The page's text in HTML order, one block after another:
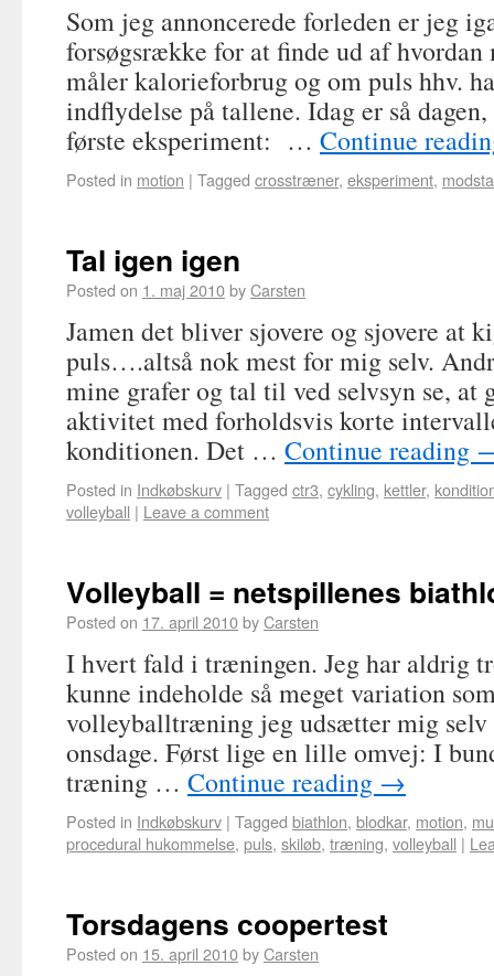
Som jeg annoncerede forleden er jeg
forsøgsrække for at finde ud af
måler kalorieforbrug og om puls hhv.
indflydelse på tallene. Idag er så
første eksperiment: … Continue
Posted in motion | Tagged crosstræner, eksperiment,
Tal igen igen
Posted on 1. maj 2010byCarsten
Jamen det bliver sjovere og sjovere at
puls….altså nok mest for mig selv.
mine grafer og tal til ved selvsyn se, at
aktivitet med forholdsvis korte
konditionen. Det … Continue reading
Posted in Indkøbskurv | Tagged ctr3, cykling, kettler,
volleyball | Leave a comment
Volleyball = netspillenes
Posted on 17. april 2010byCarsten
I hvert fald i træningen. Jeg har aldrig
kunne indeholde så meget variation
volleyballtræning jeg udsætter mig selv
onsdage. Først lige en lille omvej: I
træning … Continue reading →
Posted in Indkøbskurv | Tagged biathlon, blodkar, motion,
procedural hukommelse, puls, skiløb, træning, volleyball |
Torsdagens coopertest
Posted on 15. april 2010byCarsten